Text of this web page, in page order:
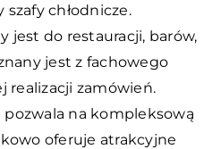
chłodnicze.
jest do restauracji, barów,
jest z fachowego
realizacji zamówień.
na kompleksową
oferuje atrakcyjne